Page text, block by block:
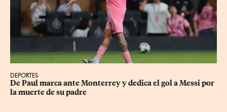
DEPORTES
De Paul marca ante Monterrey y dedica el gol a Messi por
la muerte de su padre